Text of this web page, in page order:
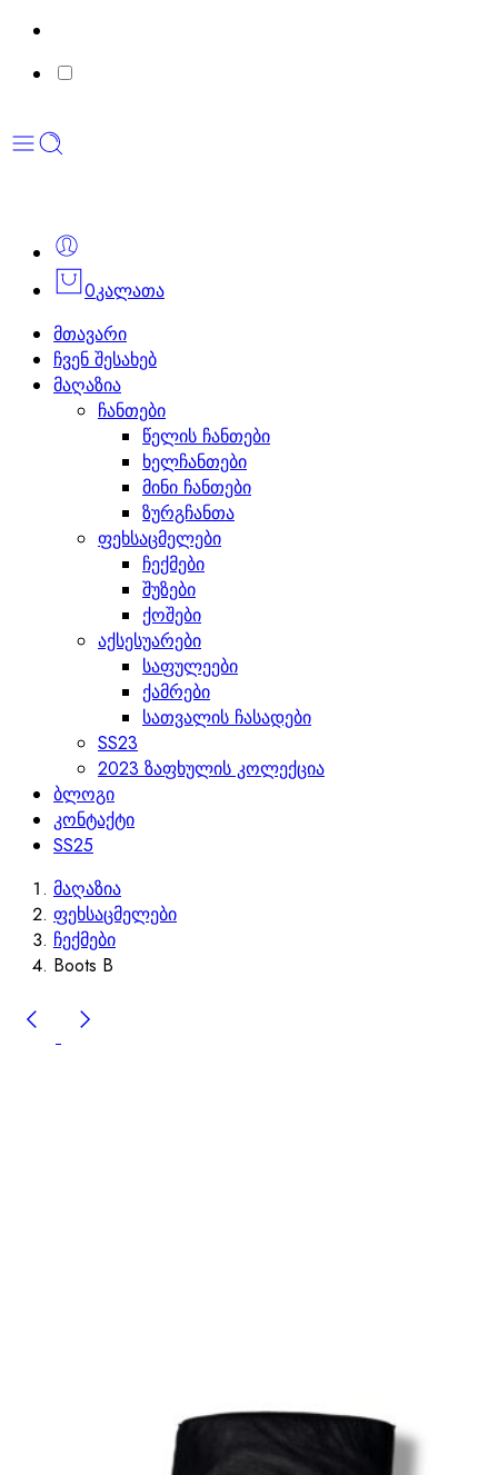
0კალათა
მთავარი
ჩვენ შესახებ
მაღაზია
ჩანთები
წელის ჩანთები
ხელჩანთები
მინი ჩანთები
ზურგჩანთა
ფეხსაცმელები
ჩექმები
შუზები
ქოშები
აქსესუარები
საფულეები
ქამრები
სათვალის ჩასადები
SS23
2023 ზაფხულის კოლექცია
ბლოგი
კონტაქტი
SS25
მაღაზია
ფეხსაცმელები
ჩექმები
Boots B